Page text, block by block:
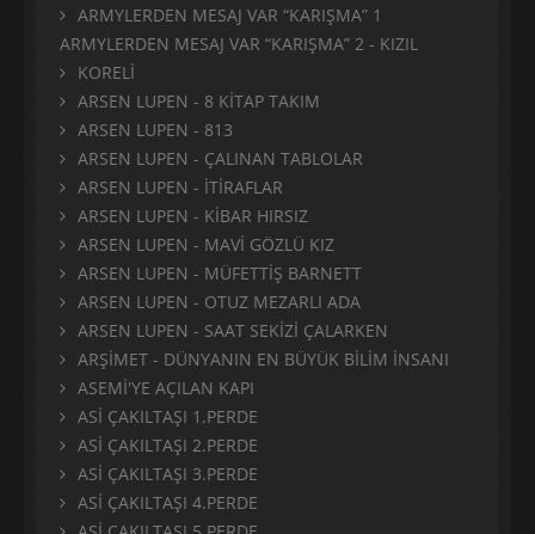
ARMYLERDEN MESAJ VAR “KARIŞMA” 1
ARMYLERDEN MESAJ VAR “KARIŞMA” 2 - KIZIL
KORELİ
ARSEN LUPEN - 8 KİTAP TAKIM
ARSEN LUPEN - 813
ARSEN LUPEN - ÇALINAN TABLOLAR
ARSEN LUPEN - İTİRAFLAR
ARSEN LUPEN - KİBAR HIRSIZ
ARSEN LUPEN - MAVİ GÖZLÜ KIZ
ARSEN LUPEN - MÜFETTİŞ BARNETT
ARSEN LUPEN - OTUZ MEZARLI ADA
ARSEN LUPEN - SAAT SEKİZİ ÇALARKEN
ARŞİMET - DÜNYANIN EN BÜYÜK BİLİM İNSANI
ASEMİ'YE AÇILAN KAPI
ASİ ÇAKILTAŞI 1.PERDE
ASİ ÇAKILTAŞI 2.PERDE
ASİ ÇAKILTAŞI 3.PERDE
ASİ ÇAKILTAŞI 4.PERDE